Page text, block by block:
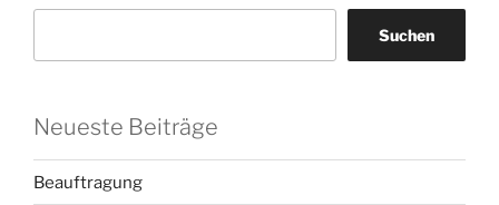
Suchen
Neueste Beiträge
Beauftragung